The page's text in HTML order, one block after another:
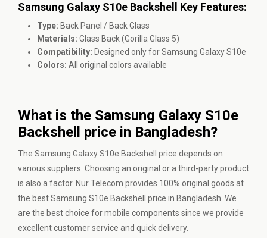
Samsung Galaxy S10e Backshell Key Features:
Type: Back Panel / Back Glass
Materials: Glass Back (Gorilla Glass 5)
Compatibility: Designed only for Samsung Galaxy S10e
Colors: All original colors available
What is the Samsung Galaxy S10e
Backshell price in Bangladesh?
The Samsung Galaxy S10e Backshell price depends on
various suppliers. Choosing an original or a third-party product
is also a factor. Nur Telecom provides 100% original goods at
the best Samsung S10e Backshell price in Bangladesh. We
are the best choice for mobile components since we provide
excellent customer service and quick delivery.